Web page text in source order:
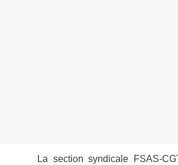
La section syndicale FSAS-